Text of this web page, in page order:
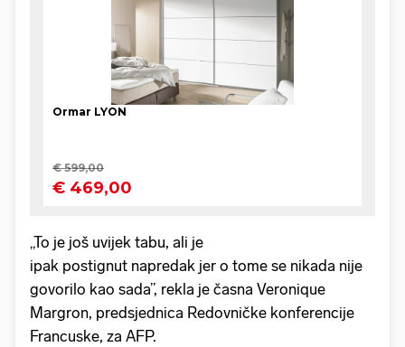
„To je još uvijek tabu, ali je
ipak postignut napredak jer o tome se nikada nije
govorilo kao sada”, rekla je časna Veronique
Margron, predsjednica Redovničke konferencije
Francuske, za AFP.